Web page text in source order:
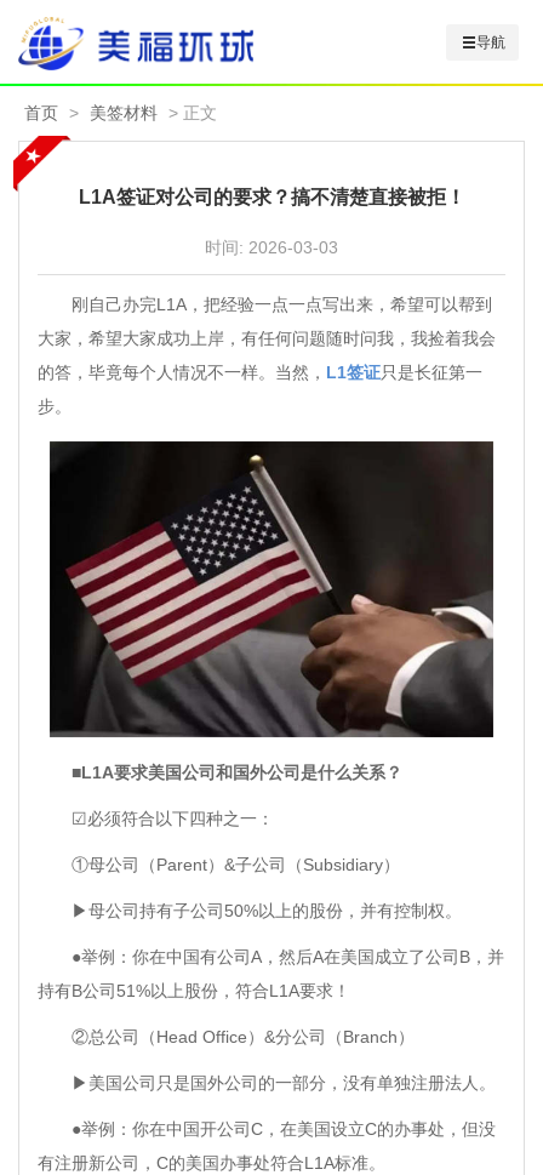
导航
首页 > 美签材料 > 正文
L1A签证对公司的要求？搞不清楚直接被拒！
时间: 2026-03-03
刚自己办完L1A，把经验一点一点写出来，希望可以帮到
大家，希望大家成功上岸，有任何问题随时问我，我捡着我会
的答，毕竟每个人情况不一样。当然， L1签证只是长征第一
步。
■L1A要求美国公司和国外公司是什么关系？
☑必须符合以下四种之一：
①母公司（Parent）&子公司（Subsidiary）
▶母公司持有子公司50%以上的股份，并有控制权。
●举例：你在中国有公司A，然后A在美国成立了公司B，并
持有B公司51%以上股份，符合L1A要求！
②总公司（Head Office）&分公司（Branch）
▶美国公司只是国外公司的一部分，没有单独注册法人。
●举例：你在中国开公司C，在美国设立C的办事处，但没
有注册新公司，C的美国办事处符合L1A标准。